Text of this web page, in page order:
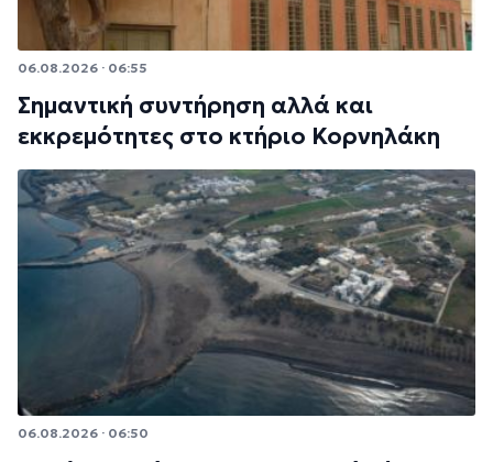
06.08.2026 · 06:55
Σημαντική συντήρηση αλλά και
εκκρεμότητες στο κτήριο Κορνηλάκη
06.08.2026 · 06:50